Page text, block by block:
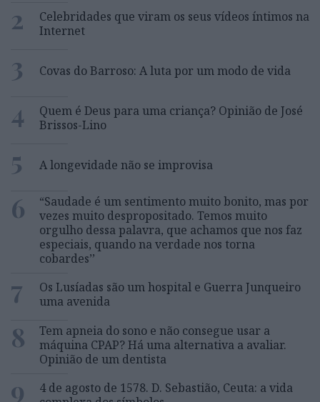
2
Celebridades que viram os seus vídeos íntimos na
Internet
3 Covas do Barroso: A luta por um modo de vida
4
Quem é Deus para uma criança? Opinião de José
Brissos-Lino
5 A longevidade não se improvisa
6
“Saudade é um sentimento muito bonito, mas por
vezes muito despropositado. Temos muito
orgulho dessa palavra, que achamos que nos faz
especiais, quando na verdade nos torna
cobardes’’
7
Os Lusíadas são um hospital e Guerra Junqueiro
uma avenida
8
Tem apneia do sono e não consegue usar a
máquina CPAP? Há uma alternativa a avaliar.
Opinião de um dentista
9
4 de agosto de 1578. D. Sebastião, Ceuta: a vida